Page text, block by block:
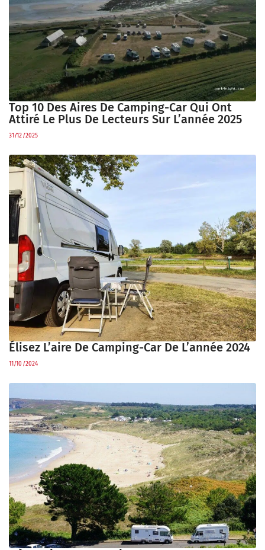
Top 10 Des Aires De Camping-Car Qui Ont
Attiré Le Plus De Lecteurs Sur L’année 2025
31/12/2025
Élisez L’aire De Camping-Car De L’année 2024
11/10/2024